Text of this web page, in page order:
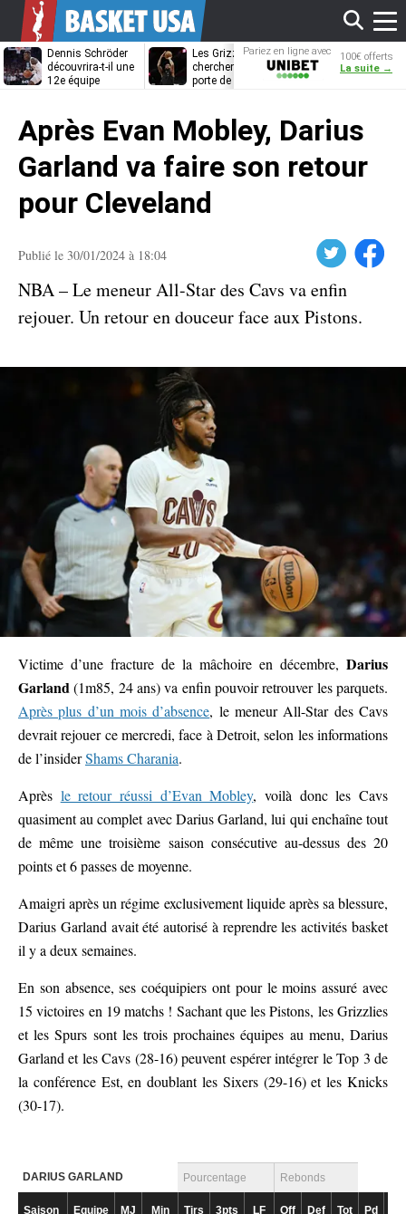
Dennis Schröder
découvrira-t-il une
12e équipe
Les Grizzlies
cherchent déjà une
porte de sortie
Dwane Casey
bientôt coach
Pariez en ligne avec
Unibet
100€ offerts
La suite →
Après Evan Mobley, Darius
Garland va faire son retour
pour Cleveland
Publié le 30/01/2024 à 18:04 Facebook
NBA – Le meneur All-Star des Cavs va enfin
rejouer. Un retour en douceur face aux Pistons.
Victime d’une fracture de la mâchoire en décembre, Darius
Garland(1m85, 24 ans) va enfin pouvoir retrouver les parquets.
Après plus d’un mois d’absence, le meneur All-Star des Cavs
devrait rejouer ce mercredi, face à Detroit, selon les informations
de l’insiderShams Charania.
Après le retour réussi d’Evan Mobley, voilà donc les Cavs
quasiment au complet avec Darius Garland, lui qui enchaîne tout
de même une troisième saison consécutive au-dessus des 20
points et 6 passes de moyenne.
Amaigri après un régime exclusivement liquide après sa blessure,
Darius Garland avait été autorisé à reprendre les activités basket
il y a deux semaines.
En son absence, ses coéquipiers ont pour le moins assuré avec
15 victoires en 19 matchs ! Sachant que les Pistons, les Grizzlies
et les Spurs sont les trois prochaines équipes au menu, Darius
Garland et les Cavs (28-16) peuvent espérer intégrer le Top 3 de
la conférence Est, en doublant les Sixers (29-16) et les Knicks
(30-17).
DARIUS GARLAND Pourcentage Rebonds
Saison Equipe MJ Min Tirs 3pts LF Off Def Tot Pd